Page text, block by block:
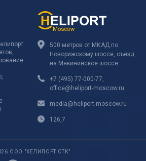
500 метров от МКАД по
Новорижскому шоссе, съезд
на Мякининское шоссе.
+7 (495) 77-000-77
office@heliport-moscow.ru
media@heliport-moscow.ru
126,7
ООО "ХЕЛИПОРТ СТК"